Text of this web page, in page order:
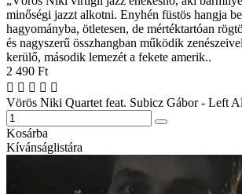
minőségi jazzt alkotni. Enyhén füstös hangja
hagyományba, ötletesen, de mértéktartóan
és nagyszerű összhangban működik
kerülő, második lemezét a fekete amerik..
2 490 Ft
Vörös Niki Quartet feat. Subicz Gábor - Left
Kosárba
Kívánságlistára